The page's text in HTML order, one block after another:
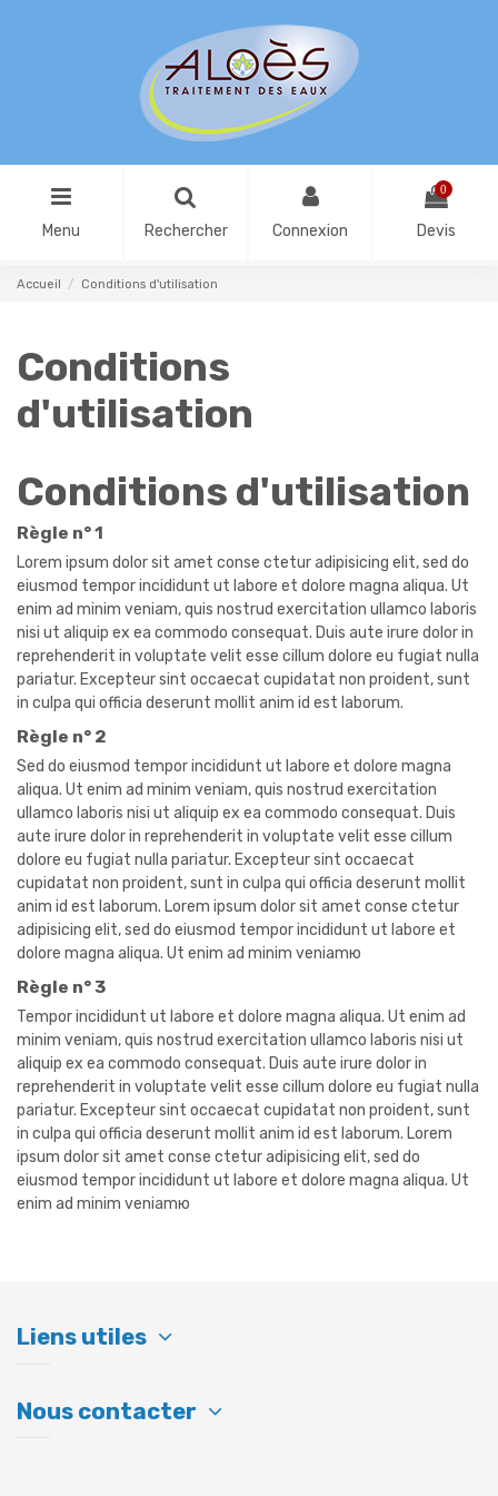
Menu Rechercher Connexion
0
Devis
Accueil Conditions d'utilisation
Conditions
d'utilisation
Conditions d'utilisation
Règle n° 1
Lorem ipsum dolor sit amet conse ctetur adipisicing elit, sed do
eiusmod tempor incididunt ut labore et dolore magna aliqua. Ut
enim ad minim veniam, quis nostrud exercitation ullamco laboris
nisi ut aliquip ex ea commodo consequat. Duis aute irure dolor in
reprehenderit in voluptate velit esse cillum dolore eu fugiat nulla
pariatur. Excepteur sint occaecat cupidatat non proident, sunt
in culpa qui officia deserunt mollit anim id est laborum.
Règle n° 2
Sed do eiusmod tempor incididunt ut labore et dolore magna
aliqua. Ut enim ad minim veniam, quis nostrud exercitation
ullamco laboris nisi ut aliquip ex ea commodo consequat. Duis
aute irure dolor in reprehenderit in voluptate velit esse cillum
dolore eu fugiat nulla pariatur. Excepteur sint occaecat
cupidatat non proident, sunt in culpa qui officia deserunt mollit
anim id est laborum. Lorem ipsum dolor sit amet conse ctetur
adipisicing elit, sed do eiusmod tempor incididunt ut labore et
dolore magna aliqua. Ut enim ad minim veniamю
Règle n° 3
Tempor incididunt ut labore et dolore magna aliqua. Ut enim ad
minim veniam, quis nostrud exercitation ullamco laboris nisi ut
aliquip ex ea commodo consequat. Duis aute irure dolor in
reprehenderit in voluptate velit esse cillum dolore eu fugiat nulla
pariatur. Excepteur sint occaecat cupidatat non proident, sunt
in culpa qui officia deserunt mollit anim id est laborum. Lorem
ipsum dolor sit amet conse ctetur adipisicing elit, sed do
eiusmod tempor incididunt ut labore et dolore magna aliqua. Ut
enim ad minim veniamю
Liens utiles
Nous contacter